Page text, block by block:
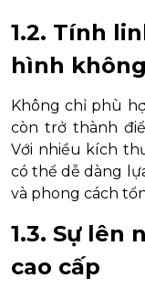
1.2. Tính
hình
Không chỉ phù
còn trở thành
Với nhiều kích
có thể dễ dàng
và phong cách
1.3. Sự lên
cao cấp